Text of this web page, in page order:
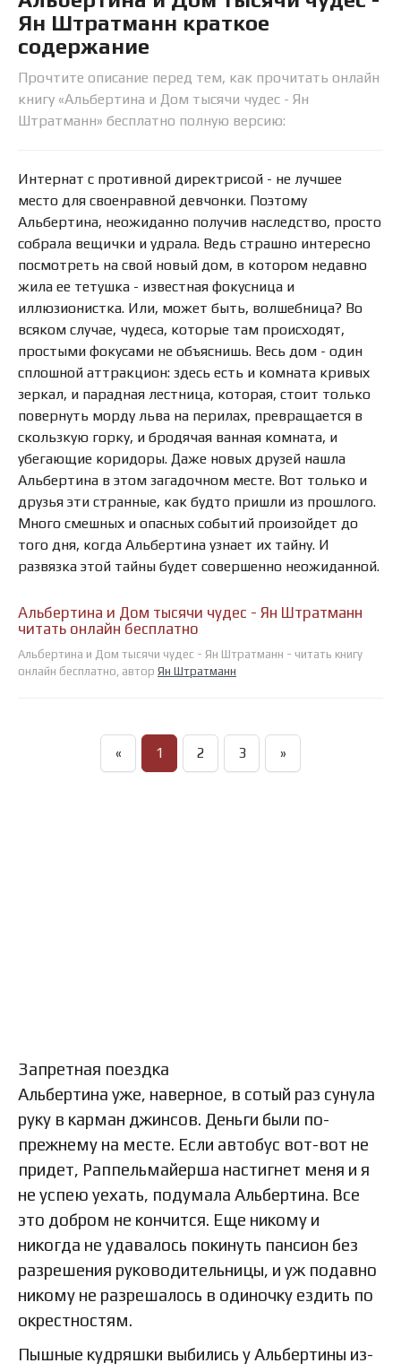
Ян Штратманн краткое
содержание
Прочтите описание перед тем, как прочитать онлайн
книгу «Альбертина и Дом тысячи чудес - Ян
Штратманн» бесплатно полную версию:
Интернат с противной директрисой - не лучшее
место для своенравной девчонки. Поэтому
Альбертина, неожиданно получив наследство, просто
собрала вещички и удрала. Ведь страшно интересно
посмотреть на свой новый дом, в котором недавно
жила ее тетушка - известная фокусница и
иллюзионистка. Или, может быть, волшебница? Во
всяком случае, чудеса, которые там происходят,
простыми фокусами не объяснишь. Весь дом - один
сплошной аттракцион: здесь есть и комната кривых
зеркал, и парадная лестница, которая, стоит только
повернуть морду льва на перилах, превращается в
скользкую горку, и бродячая ванная комната, и
убегающие коридоры. Даже новых друзей нашла
Альбертина в этом загадочном месте. Вот только и
друзья эти странные, как будто пришли из прошлого.
Много смешных и опасных событий произойдет до
того дня, когда Альбертина узнает их тайну. И
развязка этой тайны будет совершенно неожиданной.
Альбертина и Дом тысячи чудес - Ян Штратманн
читать онлайн бесплатно
Альбертина и Дом тысячи чудес - Ян Штратманн - читать книгу
онлайн бесплатно, автор Ян Штратманн
« 1 2 3 »
Запретная поездка
Альбертина уже, наверное, в сотый раз сунула
руку в карман джинсов. Деньги были по-
прежнему на месте. Если автобус вот-вот не
придет, Раппельмайерша настигнет меня и я
не успею уехать, подумала Альбертина. Все
это добром не кончится. Еще никому и
никогда не удавалось покинуть пансион без
разрешения руководительницы, и уж подавно
никому не разрешалось в одиночку ездить по
окрестностям.
Пышные кудряшки выбились у Альбертины из-